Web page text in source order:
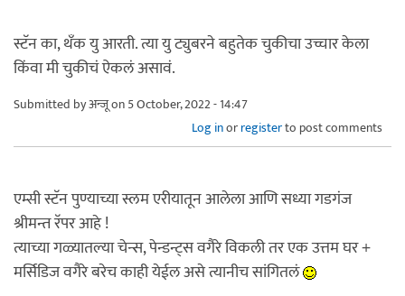
स्टॅन का, थँक यु आरती. त्या यु ट्युबरने बहुतेक चुकीचा उच्चार केला
किंवा मी चुकीचं ऐकलं असावं.
Submitted byअन्जूon 5 October, 2022 - 14:47
Log inorregisterto post comments
एम्सी स्टॅन पुण्याच्या स्लम एरीयातून आलेला आणि सध्या गडगंज
श्रीमन्त रॅपर आहे !
त्याच्या गळ्यातल्या चेन्स, पेन्डन्ट्स वगैरे विकली तर एक उत्तम घर +
मर्सिडिज वगैरे बरेच काही येईल असे त्यानीच सांगितलं